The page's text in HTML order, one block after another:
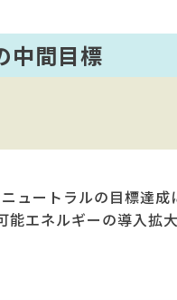
中間目標
ュートラルの目標達
能エネルギーの導入拡